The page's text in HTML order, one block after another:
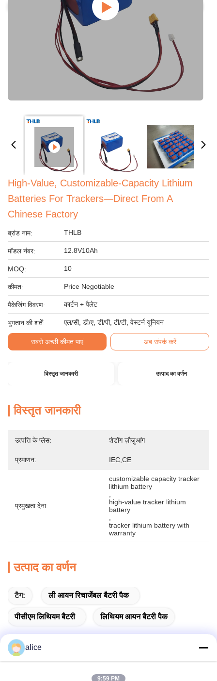
High-Value, Customizable-Capacity Lithium
Batteries For Trackers—Direct From A
Chinese Factory
ब्रांड नाम: THLB
मॉडल नंबर: 12.8V10Ah
MOQ: 10
कीमत: Price Negotiable
पैकेजिंग विवरण: कार्टन + पैलेट
भुगतान की शर्तें: एल/सी, डी/ए, डी/पी, टी/टी, वेस्टर्न यूनियन
सबसे अच्छी कीमत पाएं अब संपर्क करें
विस्तृत जानकारी उत्पाद का वर्णन
विस्तृत जानकारी
उत्पत्ति के प्लेस: शेडोंग ज़ौज़ुआंग
प्रमाणन: IEC,CE
प्रमुखता देना:
customizable capacity tracker
lithium battery
high-value tracker lithium
battery
tracker lithium battery with
warranty
उत्पाद का वर्णन
टैग: ली आयन रिचार्जेबल बैटरी पैक
पीसीएम लिथियम बैटरी लिथियम आयन बैटरी पैक
alice
9:59 PM